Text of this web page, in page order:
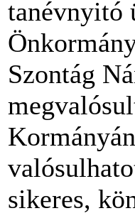
tanévnyitó
Szontág
sikeres,